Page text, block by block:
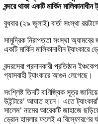
বন্দরে থাকা একটি মার্কিন
বুধবার (২৯ জুলাই) বার্তা সংস্থা
সামুদ্রিক নিরাপত্তা সংস্থা অ্যামব্রে
একটি মার্কিন মালিকানাধীন ট্যাংকারে
বন্দরসেবা প্রদানকারী প্রতিষ্ঠান
গ্যাসবাহী ট্যাংকারে আগুন লেগেছে।
সংশ্লিষ্ট তিনটি বাণিজ্যিক সূত্র
উইন্টারে’ আঘাত হানে। এতে
সালেম’ নামের আরেকটি জাহাজে
ড্রোন হামলার ফলেই এ বিস্ফোরণের